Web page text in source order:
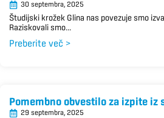
30 septembra, 2025
Študijski krožek Glina nas povezuje smo
Raziskovali smo...
Preberite več >
Pomembno obvestilo za izpite iz
29 septembra, 2025